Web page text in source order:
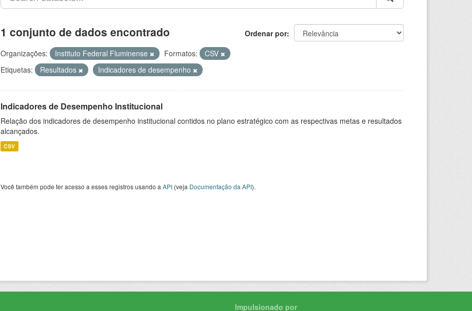
Ordenar por
1 conjunto de dados encontrado
Organizações: Instituto Federal Fluminense Formatos:
CSV
Etiquetas:
Resultados Indicadores de desempenho
Indicadores de Desempenho Institucional
Relação dos indicadores de desempenho institucional contidos no plano estratégico com as respectivas metas e resultados
alcançados.
CSV
Você também pode ter acesso a esses registros usando a API (veja Documentação da API).
Impulsionado por